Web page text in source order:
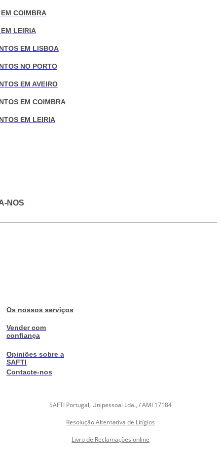
COIMBRA
LEIRIA
EM LISBOA
NO PORTO
EM AVEIRO
EM COIMBRA
EM LEIRIA
NOS
Os nossos serviços
Vender com
confiança
Opiniões sobre a
SAFTI
Contacte-nos
SAFTI Portugal, Unipessoal Lda., / AMI 17184
Resolução Alternativa de Litígios
Livro de Reclamações online